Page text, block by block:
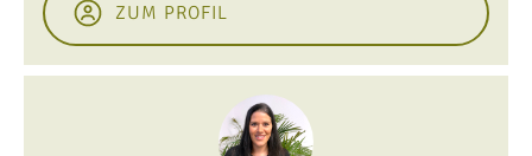
ZUM PROFIL